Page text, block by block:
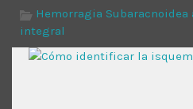
Hemorragia
integral